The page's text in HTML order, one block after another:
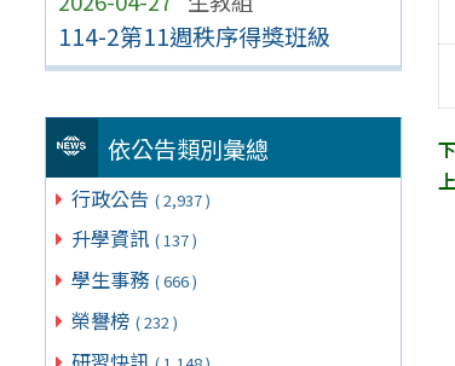
114-2第11週秩序得獎班級
依公告類別彙總
行政公告 ( 2,937 )
升學資訊 ( 137 )
學生事務 ( 666 )
榮譽榜 ( 232 )